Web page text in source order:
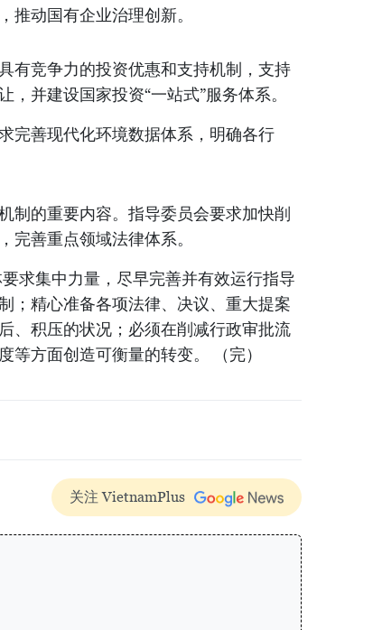
推动国有企业治理创新。
有竞争力的投资优惠和支持机制，支持
并建设国家投资“一站式”服务体系。
完善现代化环境数据体系，明确各行
制的重要内容。指导委员会要求加快削
完善重点领域法律体系。
求集中力量，尽早完善并有效运行指导
；精心准备各项法律、决议、重大提案
、积压的状况；必须在削减行政审批流
方面创造可衡量的转变。 （完）
关注 VietnamPlus